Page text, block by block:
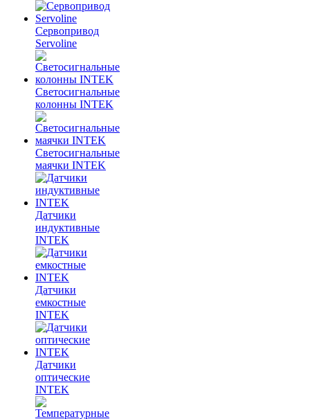
Сервопривод
Servoline
Светосигнальные
колонны INTEK
Светосигнальные
маячки INTEK
Датчики
индуктивные
INTEK
Датчики
емкостные
INTEK
Датчики
оптические
INTEK